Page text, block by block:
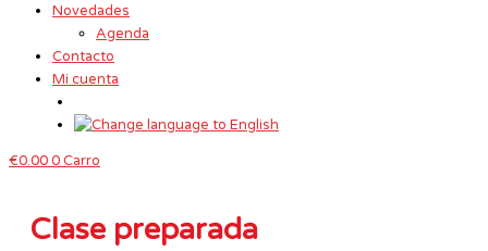
Novedades
Agenda
Contacto
Mi cuenta
€0.000Carro
Clase preparada